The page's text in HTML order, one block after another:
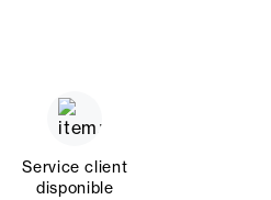
Service client
disponible